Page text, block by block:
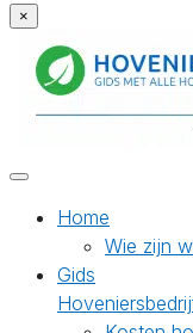
×
Home
Wie zijn
Gids